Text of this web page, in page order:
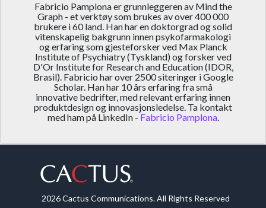
Fabricio Pamplona er grunnleggeren av Mind the
Graph - et verktøy som brukes av over 400 000
brukere i 60 land. Han har en doktorgrad og solid
vitenskapelig bakgrunn innen psykofarmakologi
og erfaring som gjesteforsker ved Max Planck
Institute of Psychiatry (Tyskland) og forsker ved
D'Or Institute for Research and Education (IDOR,
Brasil). Fabricio har over 2500 siteringer i Google
Scholar. Han har 10 års erfaring fra små
innovative bedrifter, med relevant erfaring innen
produktdesign og innovasjonsledelse. Ta kontakt
med ham på LinkedIn - Fabricio Pamplona.
2026 Cactus Communications. All Rights Reserved